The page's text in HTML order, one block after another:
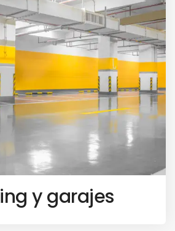
y garajes